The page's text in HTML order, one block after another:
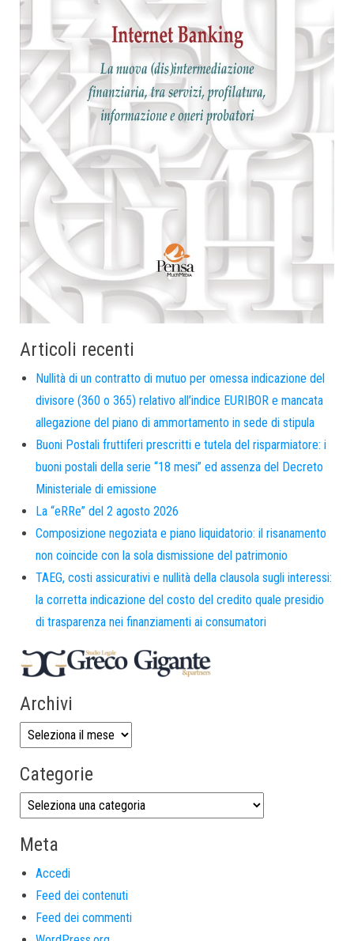
Articoli recenti
Nullità di un contratto di mutuo per omessa indicazione del
divisore (360 o 365) relativo all’indice EURIBOR e mancata
allegazione del piano di ammortamento in sede di stipula
Buoni Postali fruttiferi prescritti e tutela del risparmiatore: i
buoni postali della serie “18 mesi” ed assenza del Decreto
Ministeriale di emissione
La “eRRe” del 2 agosto 2026
Composizione negoziata e piano liquidatorio: il risanamento
non coincide con la sola dismissione del patrimonio
TAEG, costi assicurativi e nullità della clausola sugli interessi:
la corretta indicazione del costo del credito quale presidio
di trasparenza nei finanziamenti ai consumatori
Archivi
Categorie
Meta
Accedi
Feed dei contenuti
Feed dei commenti